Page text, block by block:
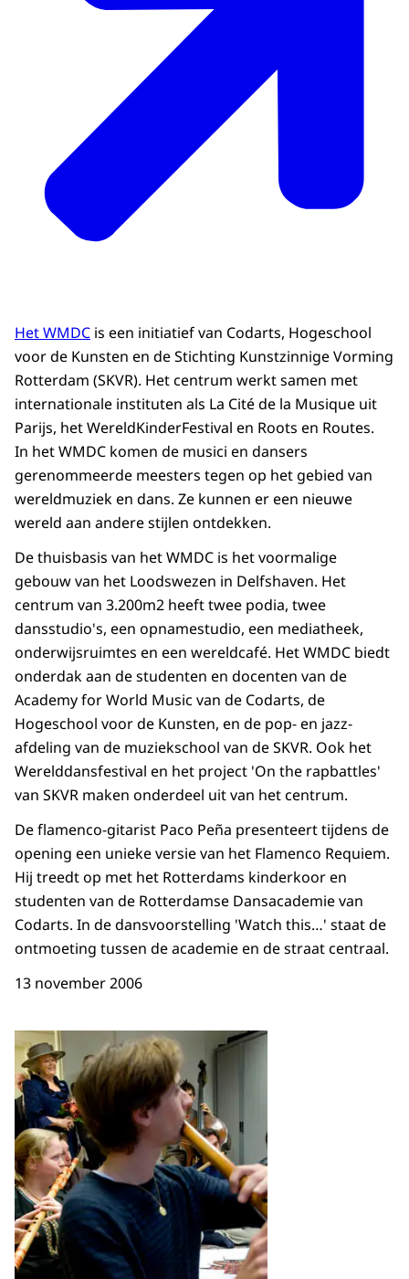
Het WMDC is een initiatief van Codarts, Hogeschool
voor de Kunsten en de Stichting Kunstzinnige Vorming
Rotterdam (SKVR). Het centrum werkt samen met
internationale instituten als La Cité de la Musique uit
Parijs, het WereldKinderFestival en Roots en Routes.
In het WMDC komen de musici en dansers
gerenommeerde meesters tegen op het gebied van
wereldmuziek en dans. Ze kunnen er een nieuwe
wereld aan andere stijlen ontdekken.
De thuisbasis van het WMDC is het voormalige
gebouw van het Loodswezen in Delfshaven. Het
centrum van 3.200m2 heeft twee podia, twee
dansstudio's, een opnamestudio, een mediatheek,
onderwijsruimtes en een wereldcafé. Het WMDC biedt
onderdak aan de studenten en docenten van de
Academy for World Music van de Codarts, de
Hogeschool voor de Kunsten, en de pop- en jazz-
afdeling van de muziekschool van de SKVR. Ook het
Werelddansfestival en het project 'On the rapbattles'
van SKVR maken onderdeel uit van het centrum.
De flamenco-gitarist Paco Peña presenteert tijdens de
opening een unieke versie van het Flamenco Requiem.
Hij treedt op met het Rotterdams kinderkoor en
studenten van de Rotterdamse Dansacademie van
Codarts. In de dansvoorstelling 'Watch this…' staat de
ontmoeting tussen de academie en de straat centraal.
13 november 2006
Open de galerij in vergrote